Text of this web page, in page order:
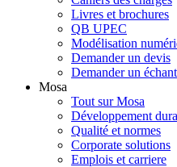
Livres et brochures
QB UPEC
Modélisation
Demander un devis
Demander un
Mosa
Tout sur Mosa
Développement
Qualité et normes
Corporate solutions
Emplois et carriere